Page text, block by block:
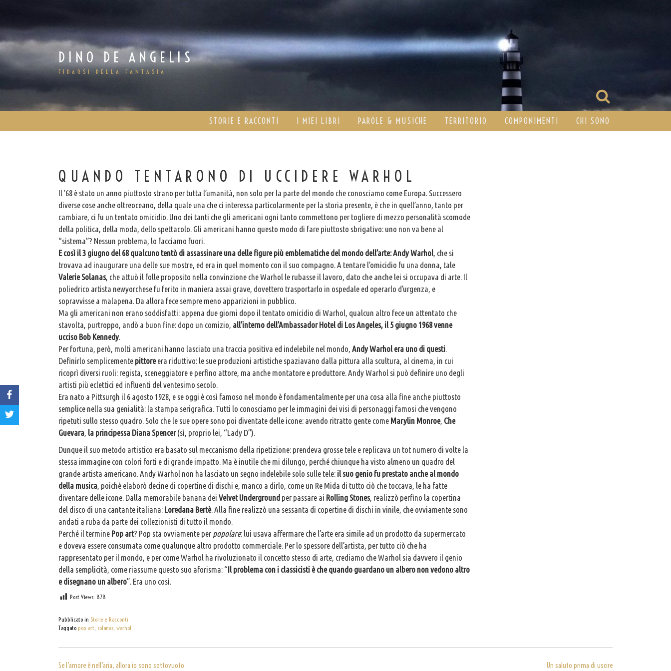
contenuto
DINO DE ANGELIS
FIDARSI DELLA FANTASIA
STORIE E RACCONTI I MIEI LIBRI PAROLE & MUSICHE TERRITORIO COMPONIMENTI CHI SONO
QUANDO TENTARONO DI UCCIDERE WARHOL
Il ’68 è stato un anno piuttosto strano per tutta l’umanità, non solo per la parte del mondo che conosciamo come Europa. Successero
diverse cose anche oltreoceano, della quale una che ci interessa particolarmente per la storia presente, è che in quell’anno, tanto per
cambiare, ci fu un tentato omicidio. Uno dei tanti che gli americani ogni tanto commettono per togliere di mezzo personalità scomode
della politica, della moda, dello spettacolo. Gli americani hanno questo modo di fare piuttosto sbrigativo: uno non va bene al
“sistema”? Nessun problema, lo facciamo fuori.
E così il 3 giugno del 68 qualcuno tentò di assassinare una delle figure più emblematiche del mondo dell’arte: Andy Warhol, che si
trovava ad inaugurare una delle sue mostre, ed era in quel momento con il suo compagno. A tentare l’omicidio fu una donna, tale
Valerie Solanas, che attuò il folle proposito nella convinzione che Warhol le rubasse il lavoro, dato che anche lei si occupava di arte. Il
poliedrico artista newyorchese fu ferito in maniera assai grave, dovettero trasportarlo in ospedale ed operarlo d’urgenza, e
sopravvisse a malapena. Da allora fece sempre meno apparizioni in pubblico.
Ma gli americani non erano soddisfatti: appena due giorni dopo il tentato omicidio di Warhol, qualcun altro fece un attentato che
stavolta, purtroppo, andò a buon fine: dopo un comizio, all’interno dell’Ambassador Hotel di Los Angeles, il 5 giugno 1968 venne
ucciso Bob Kennedy.
Per fortuna, però, molti americani hanno lasciato una traccia positiva ed indelebile nel mondo, AndyWarhol era uno di questi.
Definirlo semplicemente pittoreera riduttivo: le sue produzioni artistiche spaziavano dalla pittura alla scultura, al cinema, in cui
ricoprì diversi ruoli: regista, sceneggiatore e perfino attore, ma anche montatore e produttore. Andy Warhol si può definire uno degli
artisti più eclettici ed influenti del ventesimo secolo.
Era nato a Pittsurgh il 6 agosto 1928, e se oggi è così famoso nel mondo è fondamentalmente per una cosa alla fine anche piuttosto
semplice nella sua genialità: la stampa serigrafica. Tutti lo conosciamo per le immagini dei visi di personaggi famosi che vengono
ripetuti sullo stesso quadro. Solo che le sue opere sono poi diventate delle icone: avendo ritratto gente come Marylin Monroe, Che
Guevara, la principessa Diana Spencer(sì, proprio lei, “Lady D”).
Dunque il suo metodo artistico era basato sul meccanismo della ripetizione: prendeva grosse tele e replicava un tot numero di volte la
stessa immagine con colori forti e di grande impatto. Ma è inutile che mi dilungo, perché chiunque ha visto almeno un quadro del
grande artista americano. Andy Warhol non ha lasciato un segno indelebile solo sulle tele: il suo genio fu prestato anche al mondo
della musica, poichè elaborò decine di copertine di dischi e, manco a dirlo, come un Re Mida di tutto ciò che toccava, le ha fatte
diventare delle icone. Dalla memorabile banana dei Velvet Underground per passare ai Rolling Stones, realizzò perfino la copertina
del disco di una cantante italiana: Loredana Bertè. Alla fine realizzò una sessanta di copertine di dischi in vinile, che ovviamente sono
andati a ruba da parte dei collezionisti di tutto il mondo.
Perché il termine Pop art? Pop sta ovviamente per popolare: lui usava affermare che l’arte era simile ad un prodotto da supermercato
e doveva essere consumata come qualunque altro prodotto commerciale. Per lo spessore dell’artista, per tutto ciò che ha
rappresentato per il mondo, e per come Warhol ha rivoluzionato il concetto stesso di arte, crediamo che Warhol sia davvero il genio
della semplicità, come riassume questo suo aforisma: “Il problema con i classicisti è che quando guardano un albero non vedono altro
e disegnano un albero”. Era uno così.
Post Views: 878
Pubblicato in Storie e Racconti
Taggato pop art, solanas, warhol
NAVIGAZIONE
Se l’amore è nell’aria, allora io sono sottovuoto Un saluto prima di uscire